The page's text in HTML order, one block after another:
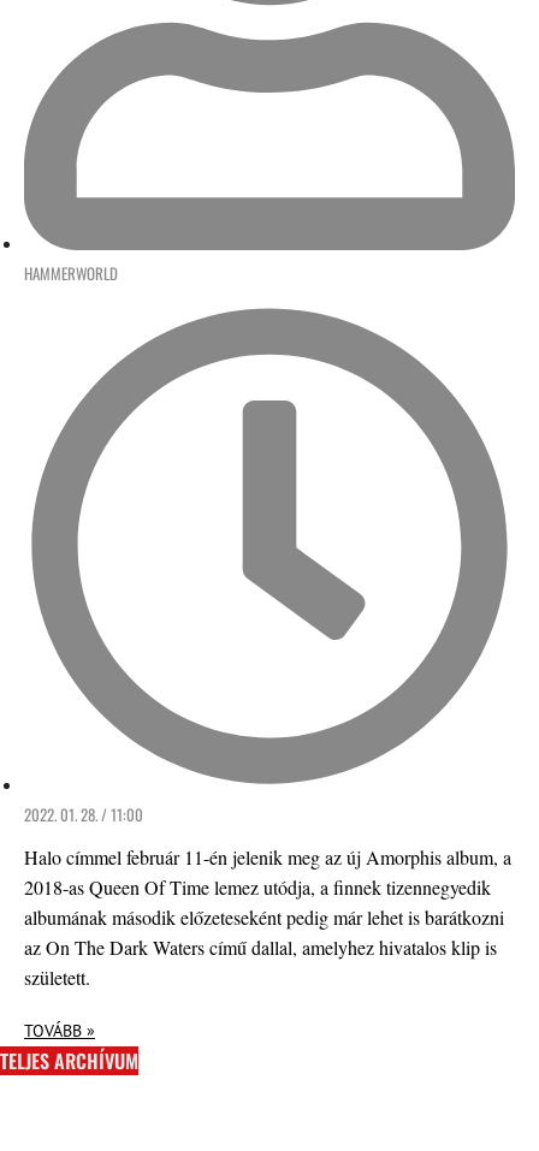
HAMMERWORLD
2022. 01. 28. / 11:00
Halo címmel február 11-én jelenik meg az új Amorphis album, a
2018-as Queen Of Time lemez utódja, a finnek tizennegyedik
albumának második előzeteseként pedig már lehet is barátkozni
az On The Dark Waters című dallal, amelyhez hivatalos klip is
született.
TOVÁBB »
TELJES ARCHÍVUM